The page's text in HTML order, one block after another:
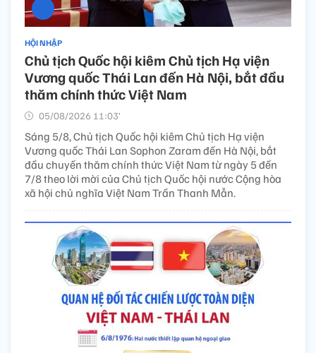
HỘI NHẬP
Chủ tịch Quốc hội kiêm Chủ tịch Hạ viện
Vương quốc Thái Lan đến Hà Nội, bắt đầu
thăm chính thức Việt Nam
05/08/2026 11:03’
Sáng 5/8, Chủ tịch Quốc hội kiêm Chủ tịch Hạ viện
Vương quốc Thái Lan Sophon Zaram đến Hà Nội, bắt
đầu chuyến thăm chính thức Việt Nam từ ngày 5 đến
7/8 theo lời mời của Chủ tịch Quốc hội nước Cộng hòa
xã hội chủ nghĩa Việt Nam Trần Thanh Mẫn.